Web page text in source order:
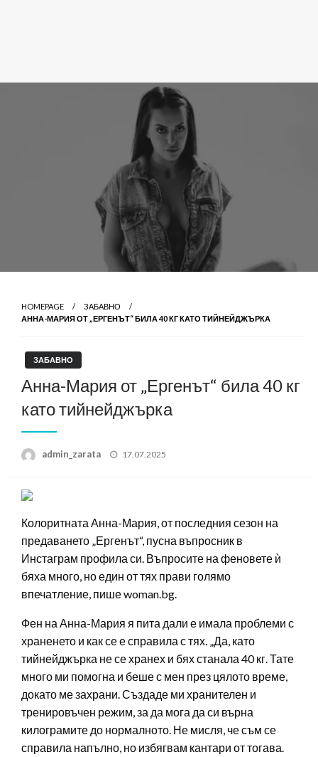
HOMEPAGE
ЗАБАВНО
АННА-МАРИЯ ОТ „ЕРГЕНЪТ“ БИЛА 40 КГ КАТО ТИЙНЕЙДЖЪРКА
ЗАБАВНО
Анна-Мария от „Ергенът“ била 40 кг
като тийнейджърка
admin_zarata
Posted
17.07.2025
Колоритната Анна-Мария, от последния сезон на
предаването „Ергенът“, пусна въпросник в
Инстаграм профила си. Въпросите на феновете ѝ
бяха много, но един от тях прави голямо
впечатление, пише woman.bg.
Фен на Анна-Мария я пита дали е имала проблеми с
храненето и как се е справила с тях. „Да, като
тийнейджърка не се хранех и бях станала 40 кг. Тате
много ми помогна и беше с мен през цялото време,
докато ме захрани. Създаде ми хранителен и
тренировъчен режим, за да мога да си върна
килограмите до нормалното. Не мисля, че съм се
справила напълно, но избягвам кантари от тогава.